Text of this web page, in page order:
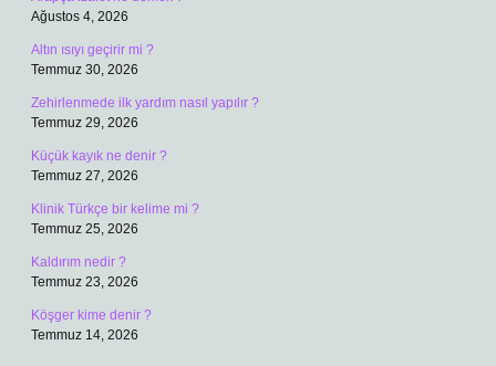
Ağustos 4, 2026
Altın ısıyı geçirir mi ?
Temmuz 30, 2026
Zehirlenmede ilk yardım nasıl yapılır ?
Temmuz 29, 2026
Küçük kayık ne denir ?
Temmuz 27, 2026
Klinik Türkçe bir kelime mi ?
Temmuz 25, 2026
Kaldırım nedir ?
Temmuz 23, 2026
Köşger kime denir ?
Temmuz 14, 2026